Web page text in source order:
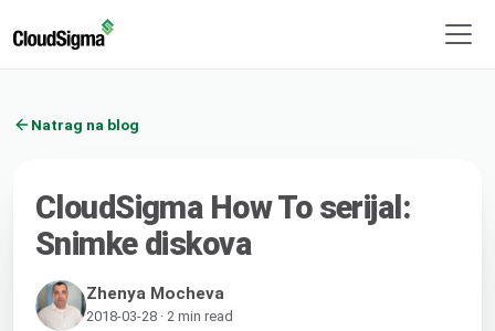
Natrag na blog
CloudSigma How To serijal:
Snimke diskova
Zhenya Mocheva
2018-03-28 · 2 min read